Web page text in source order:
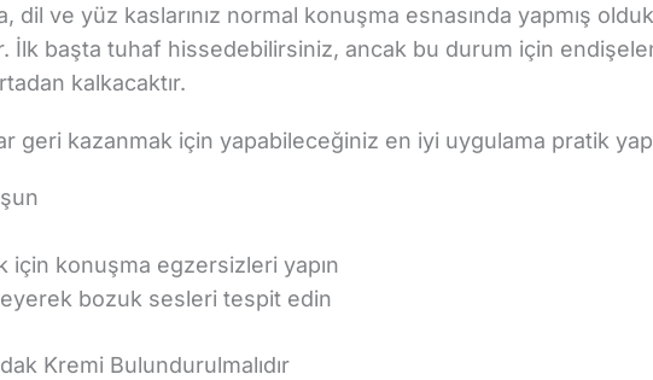
dil ve yüz kaslarınız normal konuşma esnasında yapmış
İlk başta tuhaf hissedebilirsiniz, ancak bu durum için
kalkacaktır.
geri kazanmak için yapabileceğiniz en iyi uygulama pratik
için konuşma egzersizleri yapın
bozuk sesleri tespit edin
Kremi Bulundurulmalıdır